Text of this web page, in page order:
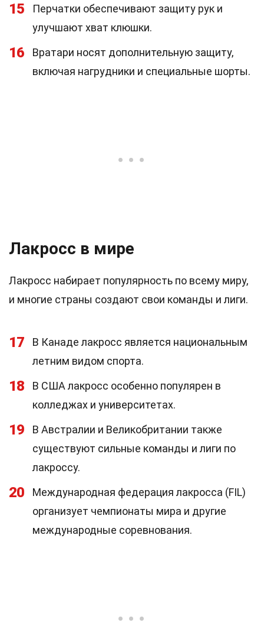
15
Перчатки обеспечивают защиту рук и
улучшают хват клюшки.
16
Вратари носят дополнительную защиту,
включая нагрудники и специальные шорты.
Лакросс в мире
Лакросс набирает популярность по всему миру,
и многие страны создают свои команды и лиги.
17
В Канаде лакросс является национальным
летним видом спорта.
18
В США лакросс особенно популярен в
колледжах и университетах.
19
В Австралии и Великобритании также
существуют сильные команды и лиги по
лакроссу.
20
Международная федерация лакросса (FIL)
организует чемпионаты мира и другие
международные соревнования.